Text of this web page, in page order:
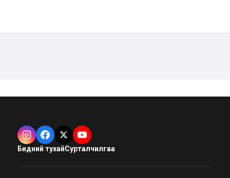
Бидний тухайСурталчилгаа